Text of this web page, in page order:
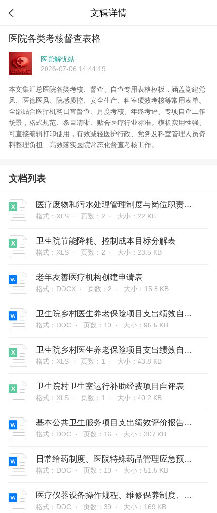
 文辑详情
医院各类考核督查表格
医党解忧站
2026-07-06 14:44:19
本文集汇总医院各类考核、督查、自查专用表格模板，涵盖党建党
风、医德医风、院感质控、安全生产、科室绩效考核等常用表单。
全部贴合医疗机构日常督查、月度考核、年终考评、专项自查工作
场景，格式规范、条目清晰、贴合医疗行业标准。模板实用性强、
可直接编辑打印使用，有效减轻医护行政、党务及科室管理人员资
料整理负担，高效落实医院常态化督查考核工作。
文档列表
医疗废物和污水处理管理制度与岗位职责落实情况监管登记表
格式：XLS · 页数：2 · 大小：22 KB
卫生院节能降耗、控制成本目标分解表
格式：XLS · 页数：2 · 大小：23.5 KB
老年友善医疗机构创建申请表
格式：DOCX · 页数：2 · 大小：15.8 KB
卫生院乡村医生养老保险项目支出绩效自评表和支出绩效评价报告
格式：DOC · 页数：10 · 大小：95.5 KB
卫生院乡村医生养老保险项目支出绩效自评表
格式：XLS · 页数：1 · 大小：43.8 KB
卫生院村卫生室运行补助经费项目自评表
格式：XLS · 页数：1 · 大小：40.2 KB
基本公共卫生服务项目支出绩效评价报告和自评表
格式：DOC · 页数：16 · 大小：207 KB
日常给药制度、医院特殊药品管理应急预案、老年人合理使用药物指导记录表
格式：DOC · 页数：10 · 大小：51.5 KB
医疗仪器设备操作规程、维修保养制度、仪器设备维修保养登记表、
格式：DOC · 页数：39 · 大小：169 KB